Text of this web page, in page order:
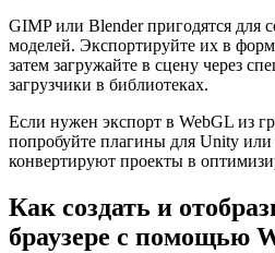
GIMP или Blender пригодятся для
моделей. Экспортируйте их в
затем загружайте в сцену через
загрузчики в библиотеках.
Если нужен экспорт в WebGL из
попробуйте плагины для Unity
конвертируют проекты в
Как создать и
браузере с помощью